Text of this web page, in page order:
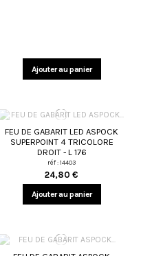
Ajouter au panier
FEU DE GABARIT LED ASPOCK
SUPERPOINT 4 TRICOLORE
DROIT - L 176
réf : 14403
24,80 €
Ajouter au panier